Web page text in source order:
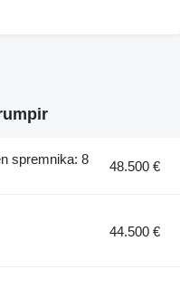
spremnika: 8
48.500 €
44.500 €